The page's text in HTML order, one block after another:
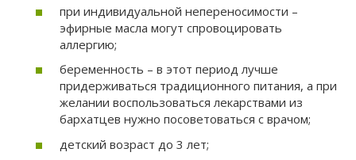
при индивидуальной непереносимости –
эфирные масла могут спровоцировать
аллергию;
беременность – в этот период лучше
придерживаться традиционного питания, а при
желании воспользоваться лекарствами из
бархатцев нужно посоветоваться с врачом;
детский возраст до 3 лет;